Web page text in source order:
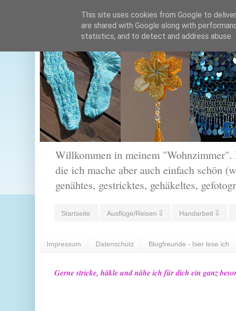
Willkommen in meinem
die ich mache aber auch einfach schön
genähtes, gestricktes, gehäkeltes,
Startseite Ausflüge/Reisen ⇓ Handarbeit ⇓
Impressum Datenschutz Blogfreunde - hier lese ich
Gerne stricke, häkle und nähe ich für dich ein ganz
This site uses cookies from Google to
are shared with Google along with
statistics, and to detect and address abuse.